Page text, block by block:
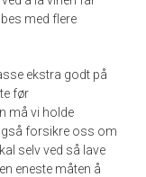
med flere
ekstra godt på
før
må vi holde
forsikre oss om
selv ved så lave
eneste måten å